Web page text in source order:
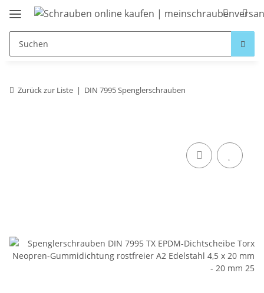
Zurück zur Liste DIN 7995 Spenglerschrauben